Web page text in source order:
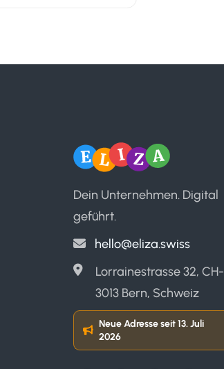
Dein Unternehmen. Digital
geführt.
hello@eliza.swiss
Lorrainestrasse 32, CH-
3013 Bern, Schweiz
Neue Adresse seit 13. Juli
2026